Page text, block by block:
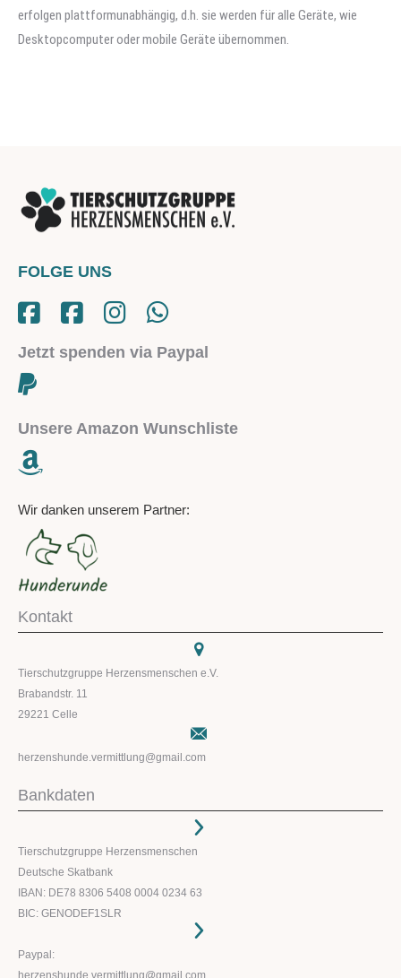
erfolgen plattformunabhängig, d.h. sie werden für alle Geräte, wie
Desktopcomputer oder mobile Geräte übernommen.
FOLGE UNS
Jetzt spenden via Paypal
Unsere Amazon Wunschliste
Wir danken unserem Partner:
Kontakt
Tierschutzgruppe Herzensmenschen e.V.
Brabandstr. 11
29221 Celle
herzenshunde.vermittlung@gmail.com
Bankdaten
Tierschutzgruppe Herzensmenschen
Deutsche Skatbank
IBAN: DE78 8306 5408 0004 0234 63
BIC: GENODEF1SLR
Paypal:
herzenshunde.vermittlung@gmail.com